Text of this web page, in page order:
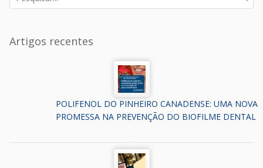
Artigos recentes
POLIFENOL DO PINHEIRO CANADENSE: UMA NOVA
PROMESSA NA PREVENÇÃO DO BIOFILME DENTAL